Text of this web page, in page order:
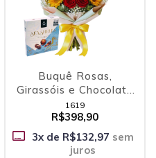
Buquê Rosas,
Girassóis e Chocolate
Belga
1619
R$398,90
3x de R$132,97 sem
juros